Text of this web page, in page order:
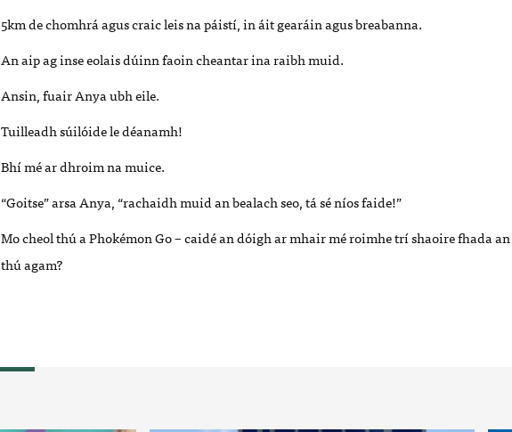
5km de chomhrá agus craic leis na páistí, in áit gearáin agus breabanna.
An aip ag inse eolais dúinn faoin cheantar ina raibh muid.
Ansin, fuair Anya ubh eile.
Tuilleadh súilóide le déanamh!
Bhí mé ar dhroim na muice.
“Goitse” arsa Anya, “rachaidh muid an bealach seo, tá sé níos faide!”
Mo cheol thú a Phokémon Go – caidé an dóigh ar mhair mé roimhe trí shaoire fhada
thú agam?